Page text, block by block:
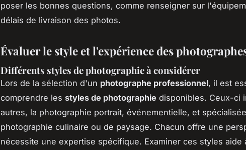
poser les bonnes questions, comme renseigner sur
délais de livraison des photos.
Évaluer le style et l'expérience des
Différents styles de photographie à considérer
Lors de la sélection d'un photographe professionnel, il est
comprendre les styles de photographie disponibles. Ceux-ci
autres, la photographie portrait, événementielle, et
photographie culinaire ou de paysage. Chacun offre une
nécessite une expertise spécifique. Examiner ces styles aide